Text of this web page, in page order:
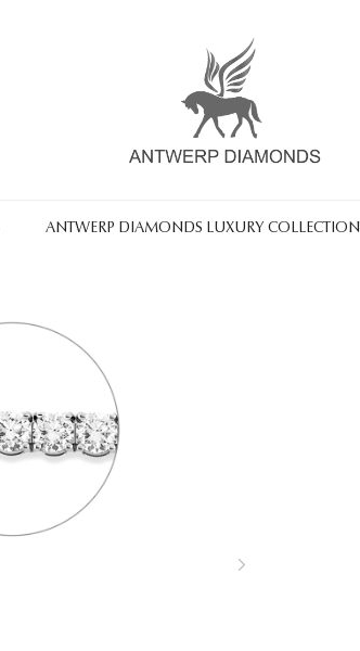
ANTWERP DIAMONDS LUXURY COLLECTION